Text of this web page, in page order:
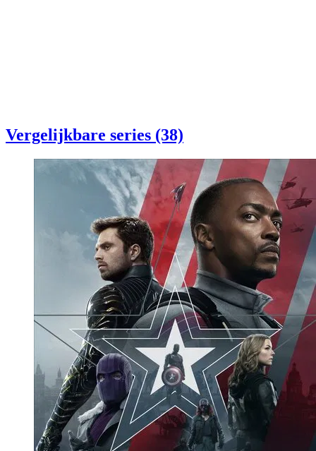
Vergelijkbare series (38)